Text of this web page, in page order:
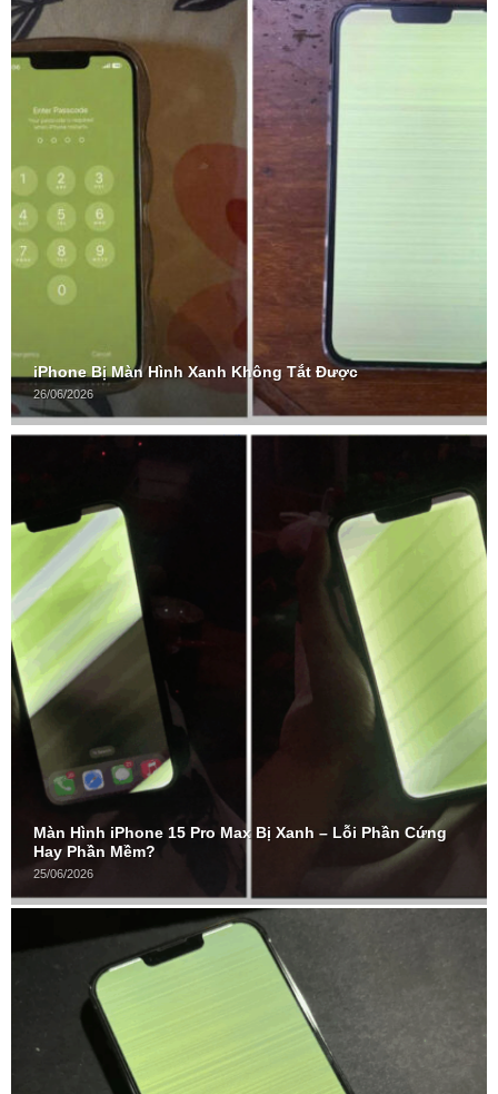
iPhone Bị Màn Hình Xanh Không Tắt Được
26/06/2026
Màn Hình iPhone 15 Pro Max Bị Xanh – Lỗi Phần Cứng
Hay Phần Mềm?
25/06/2026